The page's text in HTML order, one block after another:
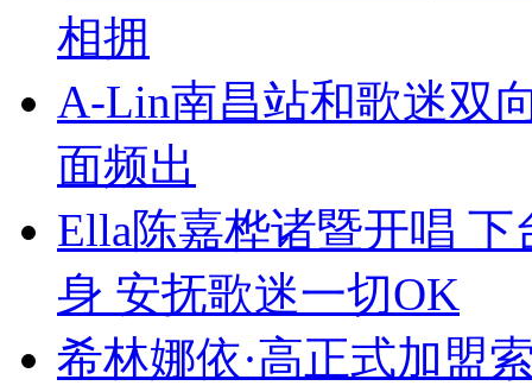
相拥
A-Lin南昌站和歌迷双
面频出
Ella陈嘉桦诸暨开唱
身 安抚歌迷一切OK
希林娜依·高正式加盟